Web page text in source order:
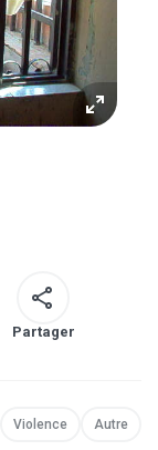
Partager
Violence Autre